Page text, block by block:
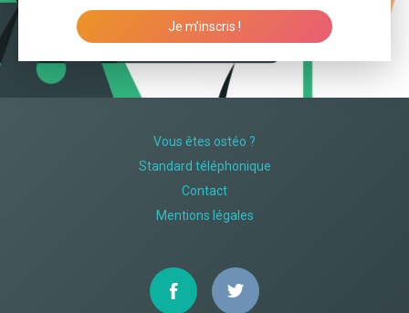
Je m’inscris !
Vous êtes ostéo ?
Standard téléphonique
Contact
Mentions légales